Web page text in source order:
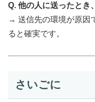
Q. 他の人に送ったとき
→ 送信先の環境が原因
ると確実です。
さいごに